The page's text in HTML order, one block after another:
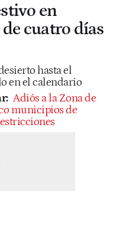
en
cuatro días
hasta el
en el calendario
Adiós a la Zona de
municipios de